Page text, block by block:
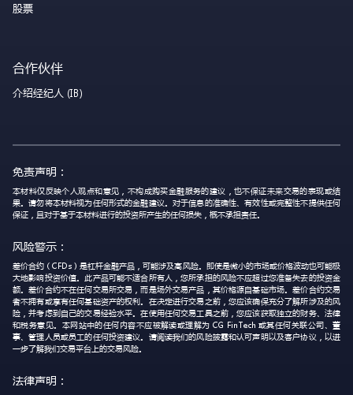
股票
合作伙伴
介绍经纪人 (IB)
免责声明：
本材料仅反映个人观点和意见，不构成购买金融服务的建议，也不保证未来交易的表现或结
果。请勿将本材料视为任何形式的金融建议。对于信息的准确性、有效性或完整性不提供任何
保证，且对于基于本材料进行的投资所产生的任何损失，概不承担责任。
风险警示：
差价合约（CFDs）是杠杆金融产品，可能涉及高风险。即使是微小的市场或价格波动也可能极
大地影响投资价值。此产品可能不适合所有人，您所承担的风险不应超过您准备失去的投资金
额。差价合约不在任何交易所交易，而是场外交易产品，其价格源自基础市场。差价合约交易
者不拥有或享有任何基础资产的权利。在决定进行交易之前，您应该确保充分了解所涉及的风
险，并考虑到自己的交易经验水平。在使用任何交易工具之前，您应该获取独立的财务、法律
和税务意见。本网站中的任何内容不应被解读或理解为 CG FinTech 或其任何关联公司、董
事、管理人员或员工的任何投资建议。请阅读我们的风险披露和认可声明以及客户协议，以进
一步了解我们交易平台上的交易风险。
法律声明：